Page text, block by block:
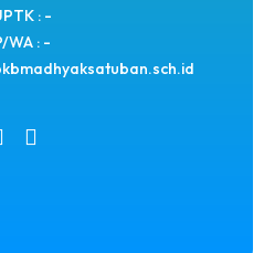
: -
WA : -